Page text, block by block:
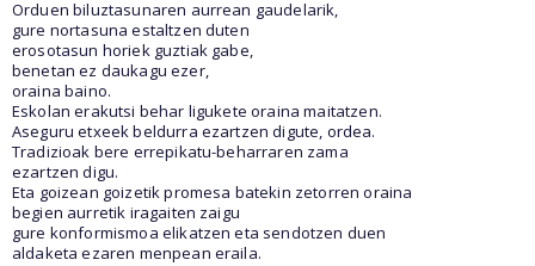
Orduen biluztasunaren aurrean gaudelarik,
gure nortasuna estaltzen duten
erosotasun horiek guztiak gabe,
benetan ez daukagu ezer,
oraina baino.
Eskolan erakutsi behar ligukete oraina maitatzen.
Aseguru etxeek beldurra ezartzen digute, ordea.
Tradizioak bere errepikatu-beharraren zama
ezartzen digu.
Eta goizean goizetik promesa batekin zetorren oraina
begien aurretik iragaiten zaigu
gure konformismoa elikatzen eta sendotzen duen
aldaketa ezaren menpean eraila.